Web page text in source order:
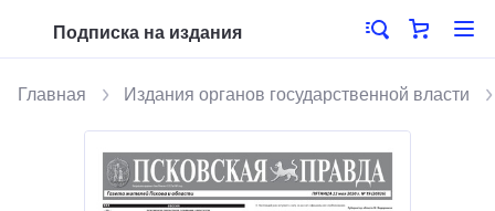
Подписка на издания
Главная Издания органов государственной власти